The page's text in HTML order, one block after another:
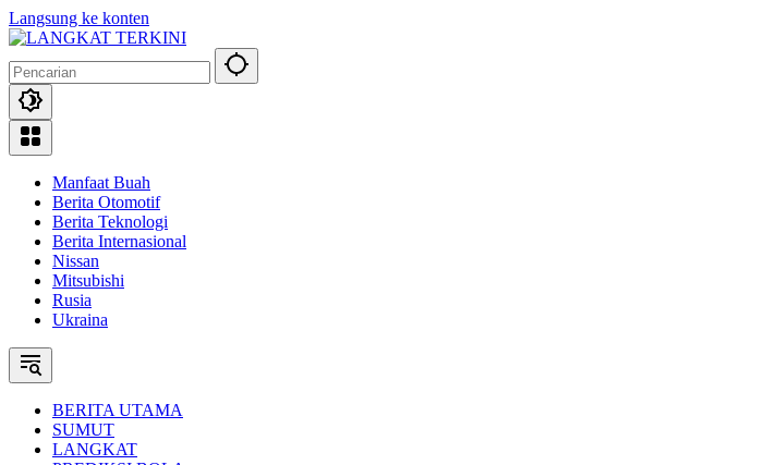
Langsung ke konten
Manfaat Buah
Berita Otomotif
Berita Teknologi
Berita Internasional
Nissan
Mitsubishi
Rusia
Ukraina
BERITA UTAMA
SUMUT
LANGKAT